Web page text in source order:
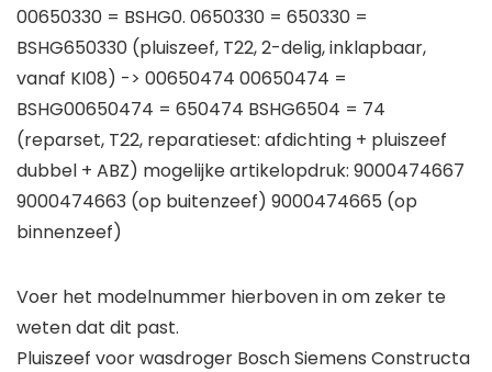
00650330 = BSHG0. 0650330 = 650330 =
BSHG650330 (pluiszeef, T22, 2-delig, inklapbaar,
vanaf KI08) -> 00650474 00650474 =
BSHG00650474 = 650474 BSHG6504 = 74
(reparset, T22, reparatieset: afdichting + pluiszeef
dubbel + ABZ) mogelijke artikelopdruk: 9000474667
9000474663 (op buitenzeef) 9000474665 (op
binnenzeef)
Voer het modelnummer hierboven in om zeker te
weten dat dit past.
Pluiszeef voor wasdroger Bosch Siemens Constructa